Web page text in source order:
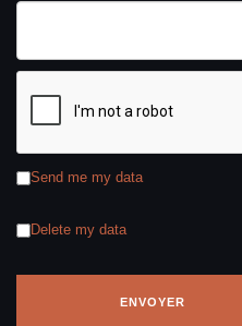
Send me my data
Delete my data